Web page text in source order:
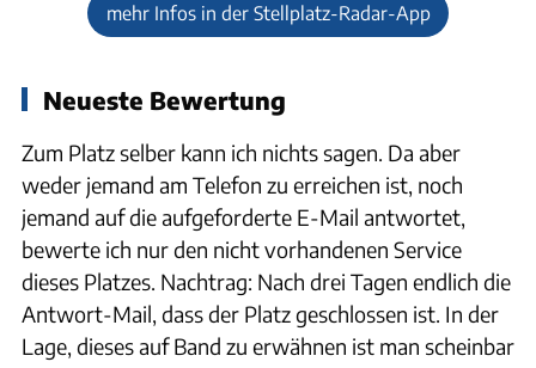
mehr Infos in der Stellplatz-Radar-App
Neueste Bewertung
Zum Platz selber kann ich nichts sagen. Da aber
weder jemand am Telefon zu erreichen ist, noch
jemand auf die aufgeforderte E-Mail antwortet,
bewerte ich nur den nicht vorhandenen Service
dieses Platzes. Nachtrag: Nach drei Tagen endlich die
Antwort-Mail, dass der Platz geschlossen ist. In der
Lage, dieses auf Band zu erwähnen ist man scheinbar